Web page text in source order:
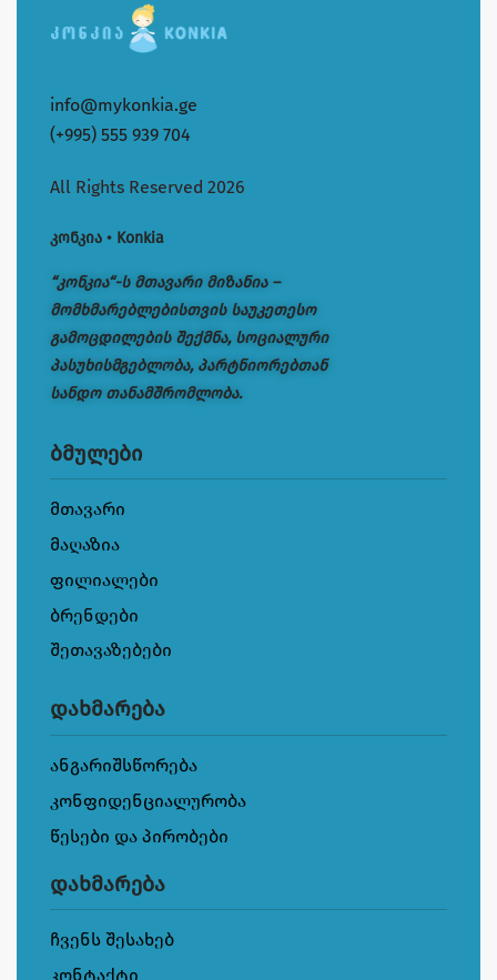
info@mykonkia.ge
(+995) 555 939 704
All Rights Reserved 2026
კონკია • Konkia
“კონკია“-ს მთავარი მიზანია –
მომხმარებლებისთვის საუკეთესო
გამოცდილების შექმნა, სოციალური
პასუხისმგებლობა, პარტნიორებთან
სანდო თანამშრომლობა.
ბმულები
მთავარი
მაღაზია
ფილიალები
ბრენდები
შეთავაზებები
დახმარება
ანგარიშსწორება
კონფიდენციალურობა
წესები და პირობები
დახმარება
ჩვენს შესახებ
კონტაქტი